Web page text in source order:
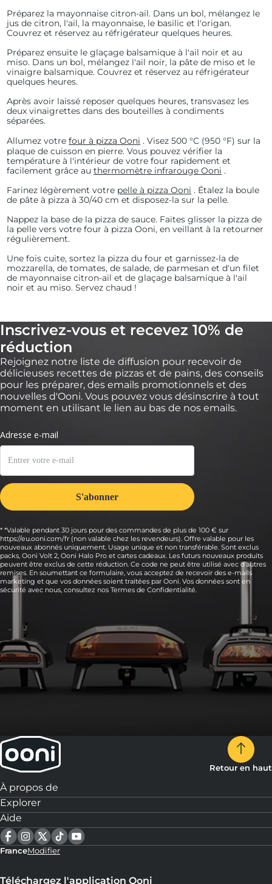
Préparez la mayonnaise citron-ail. Dans un bol, mélangez le
jus de citron, l'ail, la mayonnaise, le basilic et l'origan.
Couvrez et réservez au réfrigérateur quelques heures.
Préparez ensuite le glaçage balsamique à l'ail noir et au
miso. Dans un bol, mélangez l'ail noir, la pâte de miso et le
vinaigre balsamique. Couvrez et réservez au réfrigérateur
quelques heures.
Après avoir laissé reposer quelques heures, transvasez les
deux vinaigrettes dans des bouteilles à condiments
séparées.
Allumezvotre four à pizza Ooni . Visez 500 °C (950 °F) sur la
plaque de cuisson en pierre. Vous pouvez vérifier la
température à l'intérieur de votre four rapidement et
facilement grâce au thermomètre infrarouge Ooni .
Farinez légèrement votre pelle à pizza Ooni . Étalez la boule
de pâte à pizza à 30/40 cm et disposez-la sur la pelle.
Nappez la base de la pizza de sauce. Faites glisser la pizza de
la pelle vers votre four à pizza Ooni, en veillant à la retourner
régulièrement.
Une fois cuite, sortez la pizza du four et garnissez-la de
mozzarella, de tomates, de salade, de parmesan et d'un filet
de mayonnaise citron-ail et de glaçage balsamique à l'ail
noir et au miso. Servez chaud !
Inscrivez-vous et recevez 10% de
réduction
Rejoignez notre liste de diffusion pour recevoir de
délicieuses recettes de pizzas et de pains, des conseils
pour les préparer, des emails promotionnels et des
nouvelles d'Ooni. Vous pouvez vous désinscrire à tout
moment en utilisant le lien au bas de nos emails.
* *Valable pendant 30 jours pour des commandes de plus de 100 € sur
https://eu.ooni.com/fr (non valable chez les revendeurs). Offre valable pour les
nouveaux abonnés uniquement. Usage unique et non transférable. Sont exclus
packs, Ooni Volt 2, Ooni Halo Pro et cartes cadeaux. Les futurs nouveaux produits
peuvent être exclus de cette réduction. Ce code ne peut être utilisé avec d'autres
remises. En soumettant ce formulaire, vous acceptez de recevoir des e-mails
marketing et que vos données soient traitées par Ooni. Vos données sont en
sécurité avec nous, consultez nos Termes de Confidentialité.
Retour en haut
À propos de
Explorer
Aide
FranceModifier
Téléchargez l'application Ooni